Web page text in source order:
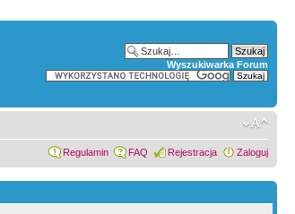
Wyszukiwarka Forum
Regulamin FAQ Rejestracja Zaloguj